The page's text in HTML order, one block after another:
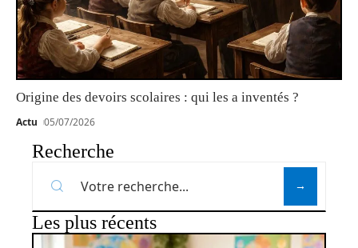
Origine des devoirs scolaires : qui les a inventés ?
Actu 05/07/2026
Recherche
Les plus récents